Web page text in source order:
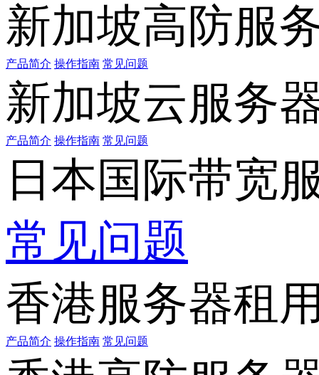
新加坡高防服
产品简介 操作指南 常见问题
新加坡云服务
产品简介 操作指南 常见问题
日本国际带宽
常见问题
香港服务器租
产品简介 操作指南 常见问题